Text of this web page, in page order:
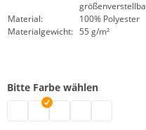
Material:
100% Polyester
Materialgewicht: 55 g/m²
Bitte Farbe wählen
Warnweste atmungsaktiv |
Warnweste
Warnweste